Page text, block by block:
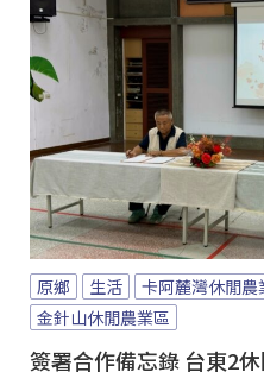
原鄉 生活 卡阿麓灣休閒農
金針山休閒農業區
簽署合作備忘錄 台東2